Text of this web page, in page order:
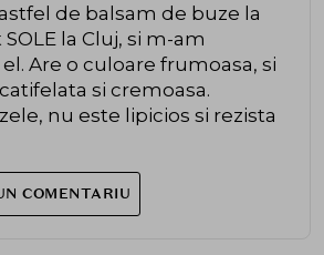
de balsam de buze la
la Cluj, si m-am
Are o culoare frumoasa, si
si cremoasa.
nu este lipicios si rezista
COMENTARIU